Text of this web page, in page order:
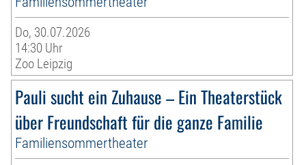
Do, 30.07.2026
14:30 Uhr
Zoo Leipzig
Pauli sucht ein Zuhause – Ein Theaterstück
über Freundschaft für die ganze Familie
Familiensommertheater